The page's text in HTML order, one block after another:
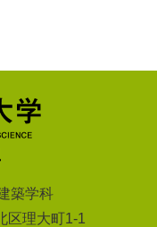
築学科
区理大町1-1